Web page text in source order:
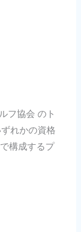
フ協会 のト
れかの資格
構成するプ